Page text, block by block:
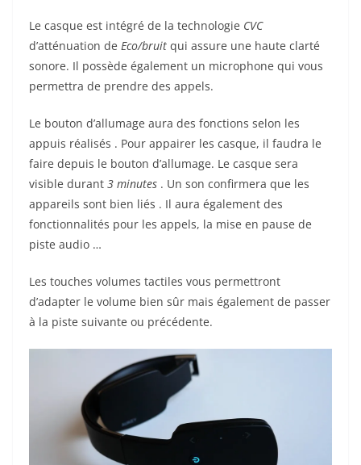
Le casque est intégré de la technologie CVC
d’atténuation de Eco/bruit qui assure une haute clarté
sonore. Il possède également un microphone qui vous
permettra de prendre des appels.
Le bouton d’allumage aura des fonctions selon les
appuis réalisés . Pour appairer les casque, il faudra le
faire depuis le bouton d’allumage. Le casque sera
visible durant 3 minutes . Un son confirmera que les
appareils sont bien liés . Il aura également des
fonctionnalités pour les appels, la mise en pause de
piste audio …
Les touches volumes tactiles vous permettront
d’adapter le volume bien sûr mais également de passer
à la piste suivante ou précédente.